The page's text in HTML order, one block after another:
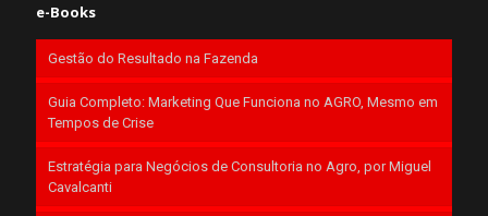
e-Books
Gestão do Resultado na Fazenda
Guia Completo: Marketing Que Funciona no AGRO, Mesmo em
Tempos de Crise
Estratégia para Negócios de Consultoria no Agro, por Miguel
Cavalcanti